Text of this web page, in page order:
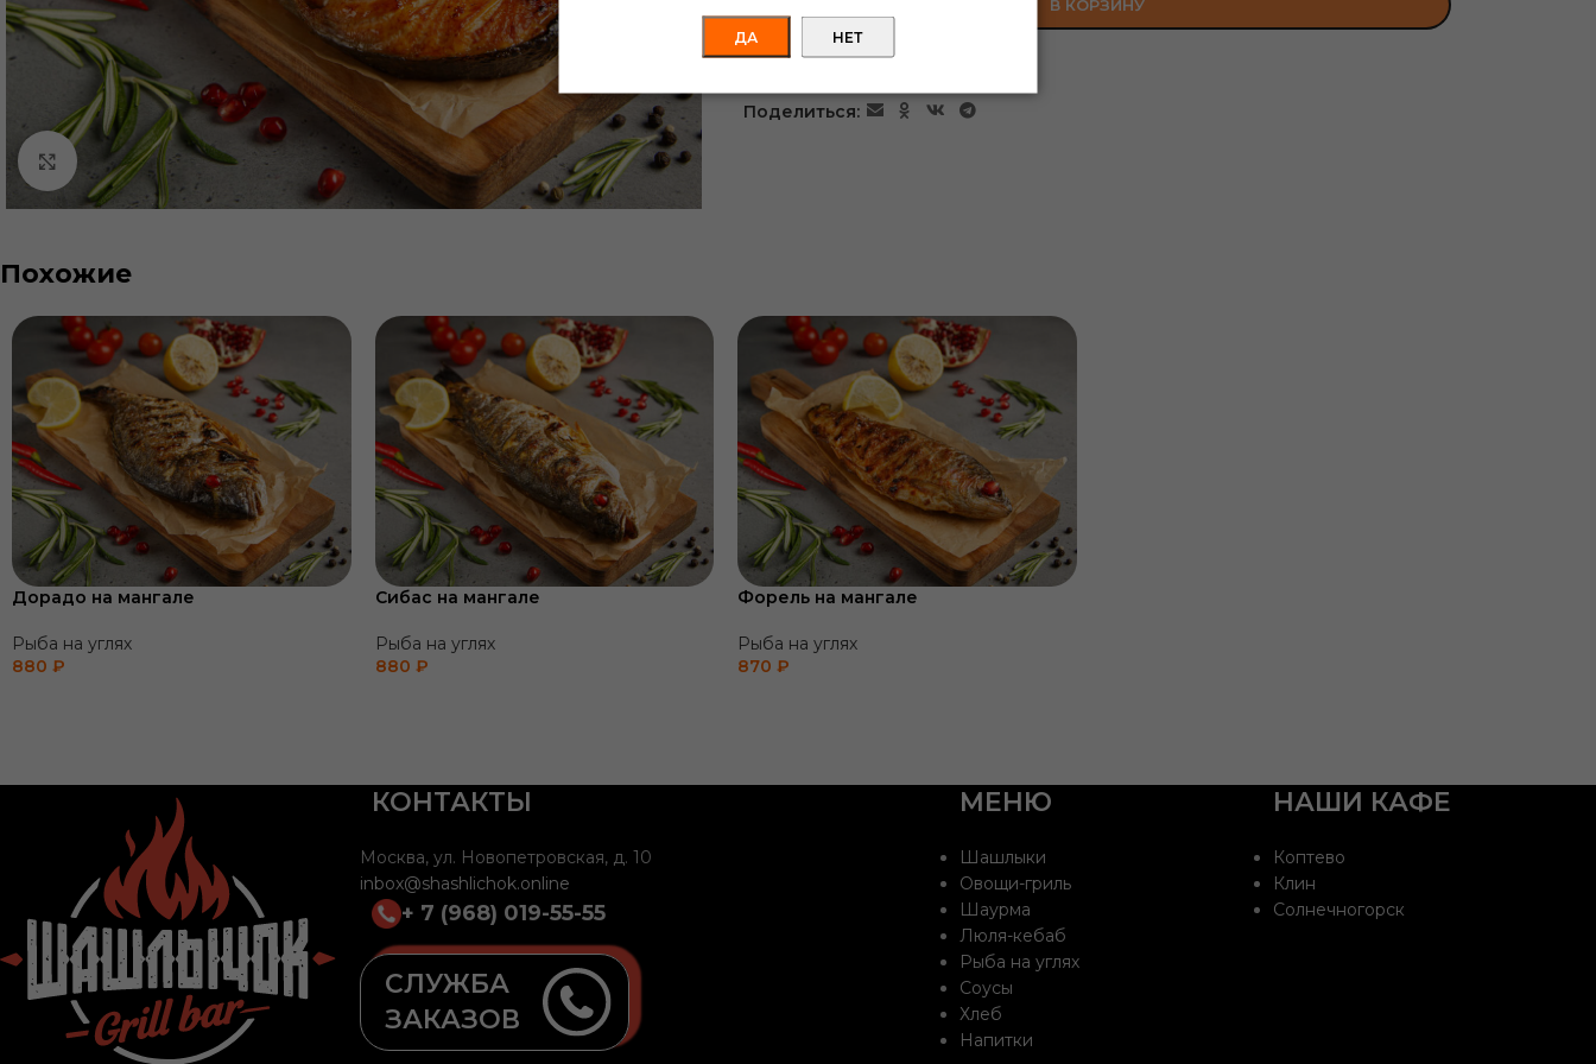
Нажмите, чтобы увеличить
В КОРЗИНУ
Добавить в список желаний
Поделиться:
Похожие
Дорадо на мангале
Рыба на углях
880 ₽
Сибас на мангале
Рыба на углях
880 ₽
Форель на мангале
Рыба на углях
870 ₽
КОНТАКТЫ
Москва, ул. Новопетровская, д. 10
inbox@shashlichok.online
+ 7 (968) 019-55-55
СЛУЖБА
ЗАКАЗОВ
МЕНЮ
Шашлыки
Овощи-гриль
Шаурма
Люля-кебаб
Рыба на углях
Соусы
Хлеб
Напитки
НАШИ КАФЕ
Коптево
Клин
Солнечногорск
ДА НЕТ